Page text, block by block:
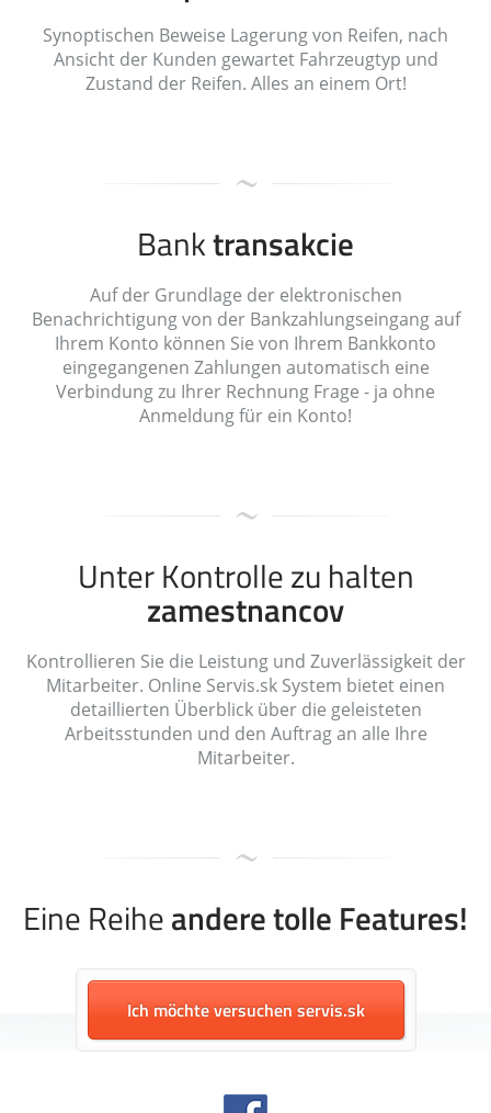
Synoptischen Beweise Lagerung von Reifen, nach
Ansicht der Kunden gewartet Fahrzeugtyp und
Zustand der Reifen. Alles an einem Ort!
Banktransakcie
Auf der Grundlage der elektronischen
Benachrichtigung von der Bankzahlungseingang auf
Ihrem Konto können Sie von Ihrem Bankkonto
eingegangenen Zahlungen automatisch eine
Verbindung zu Ihrer Rechnung Frage - ja ohne
Anmeldung für ein Konto!
Unter Kontrolle zu halten
zamestnancov
Kontrollieren Sie die Leistung und Zuverlässigkeit der
Mitarbeiter. Online Servis.sk System bietet einen
detaillierten Überblick über die geleisteten
Arbeitsstunden und den Auftrag an alle Ihre
Mitarbeiter.
Eine Reiheandere tolle Features!
Ich möchte versuchen servis.sk